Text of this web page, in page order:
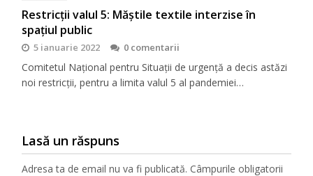
Restricții valul 5: Măștile textile interzise în
spațiul public
5 ianuarie 2022 0 comentarii
Comitetul Național pentru Situații de urgență a decis astăzi
noi restricții, pentru a limita valul 5 al pandemiei…
Lasă un răspuns
Adresa ta de email nu va fi publicată. Câmpurile obligatorii